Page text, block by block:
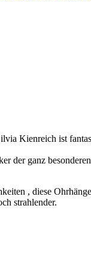
Kienreich ist
der ganz
, diese
strahlender.